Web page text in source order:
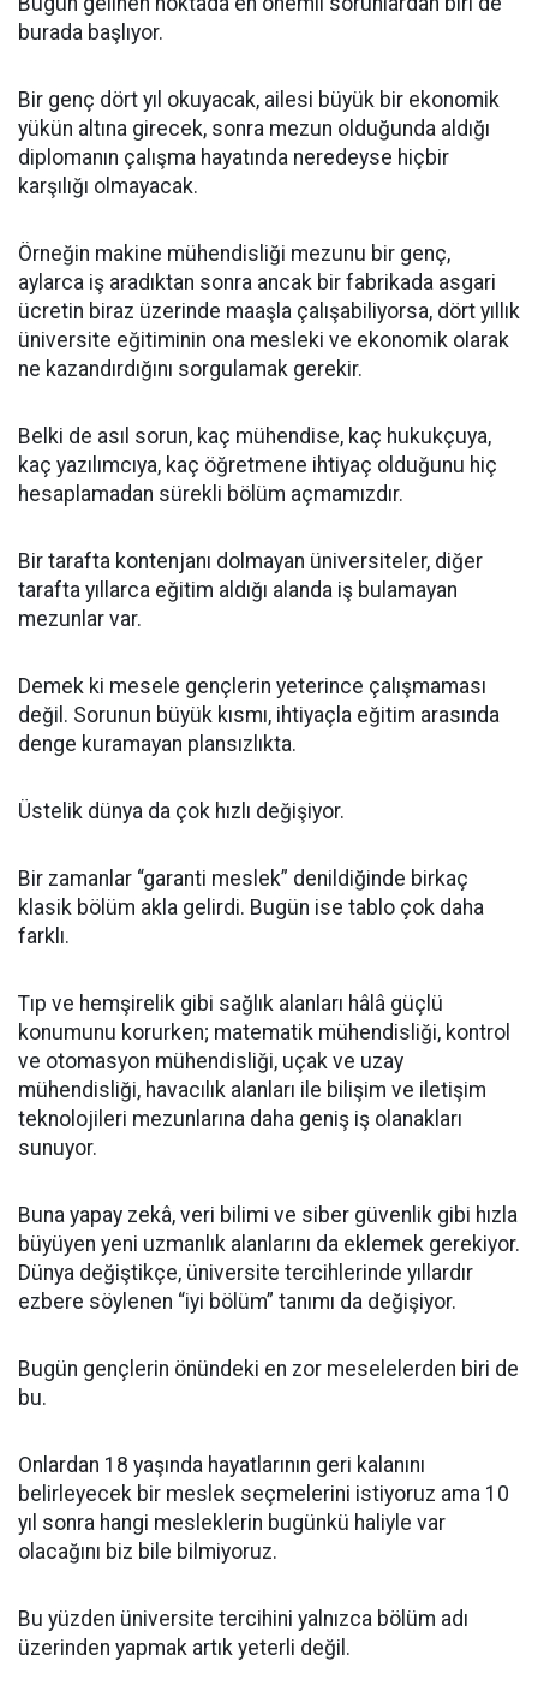
burada başlıyor.
Bir genç dört yıl okuyacak, ailesi büyük bir ekonomik
yükün altına girecek, sonra mezun olduğunda aldığı
diplomanın çalışma hayatında neredeyse hiçbir
karşılığı olmayacak.
Örneğin makine mühendisliği mezunu bir genç,
aylarca iş aradıktan sonra ancak bir fabrikada asgari
ücretin biraz üzerinde maaşla çalışabiliyorsa, dört yıllık
üniversite eğitiminin ona mesleki ve ekonomik olarak
ne kazandırdığını sorgulamak gerekir.
Belki de asıl sorun, kaç mühendise, kaç hukukçuya,
kaç yazılımcıya, kaç öğretmene ihtiyaç olduğunu hiç
hesaplamadan sürekli bölüm açmamızdır.
Bir tarafta kontenjanı dolmayan üniversiteler, diğer
tarafta yıllarca eğitim aldığı alanda iş bulamayan
mezunlar var.
Demek ki mesele gençlerin yeterince çalışmaması
değil. Sorunun büyük kısmı, ihtiyaçla eğitim arasında
denge kuramayan plansızlıkta.
Üstelik dünya da çok hızlı değişiyor.
Bir zamanlar “garanti meslek” denildiğinde birkaç
klasik bölüm akla gelirdi. Bugün ise tablo çok daha
farklı.
Tıp ve hemşirelik gibi sağlık alanları hâlâ güçlü
konumunu korurken; matematik mühendisliği, kontrol
ve otomasyon mühendisliği, uçak ve uzay
mühendisliği, havacılık alanları ile bilişim ve iletişim
teknolojileri mezunlarına daha geniş iş olanakları
sunuyor.
Buna yapay zekâ, veri bilimi ve siber güvenlik gibi hızla
büyüyen yeni uzmanlık alanlarını da eklemek gerekiyor.
Dünya değiştikçe, üniversite tercihlerinde yıllardır
ezbere söylenen “iyi bölüm” tanımı da değişiyor.
Bugün gençlerin önündeki en zor meselelerden biri de
bu.
Onlardan 18 yaşında hayatlarının geri kalanını
belirleyecek bir meslek seçmelerini istiyoruz ama 10
yıl sonra hangi mesleklerin bugünkü haliyle var
olacağını biz bile bilmiyoruz.
Bu yüzden üniversite tercihini yalnızca bölüm adı
üzerinden yapmak artık yeterli değil.